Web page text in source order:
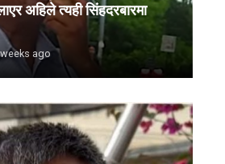
अहिले त्यही सिंहदरबारमा
ago